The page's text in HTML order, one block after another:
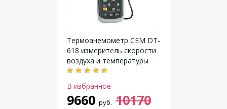
Термоанемометр CEM DT-
618 измеритель скорости
воздуха и температуры
В избранное
9660 руб. 10170